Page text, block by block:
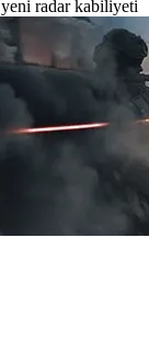
radar kabiliyeti